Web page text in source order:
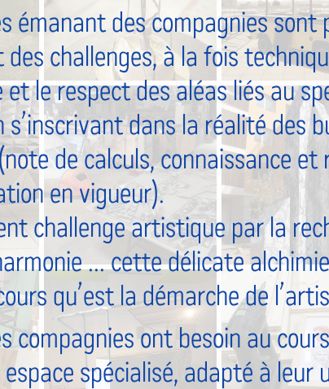
émanant des compagnies sont
challenges, à la fois
et le respect des aléas liés au
s’inscrivant dans la réalité des
de calculs, connaissance et
en vigueur).
challenge artistique par la
... cette délicate
qu’est la démarche de
compagnies ont besoin au
espace spécialisé, adapté à leur